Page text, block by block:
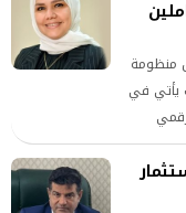
منظومة
يأتي في